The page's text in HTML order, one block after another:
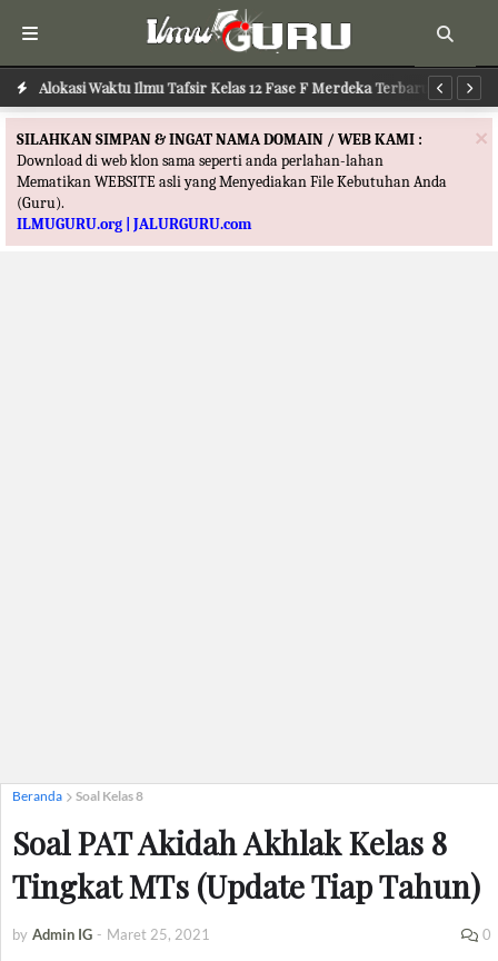
Alokasi Waktu Ilmu Tafsir Kelas 12 Fase F Merdeka Terbaru
×
SILAHKAN SIMPAN & INGAT NAMA DOMAIN / WEB KAMI :
Download di web klon sama seperti anda perlahan-lahan
Mematikan WEBSITE asli yang Menyediakan File Kebutuhan Anda
(Guru).
ILMUGURU.org | JALURGURU.com
Beranda Soal Kelas 8
Soal PAT Akidah Akhlak Kelas 8
Tingkat MTs (Update Tiap Tahun)
by Admin IG - Maret 25, 2021 0